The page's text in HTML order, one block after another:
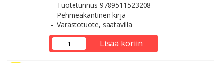
Tuotetunnus 9789511523208
Pehmeäkantinen kirja
Varastotuote, saatavilla
Lisää koriin